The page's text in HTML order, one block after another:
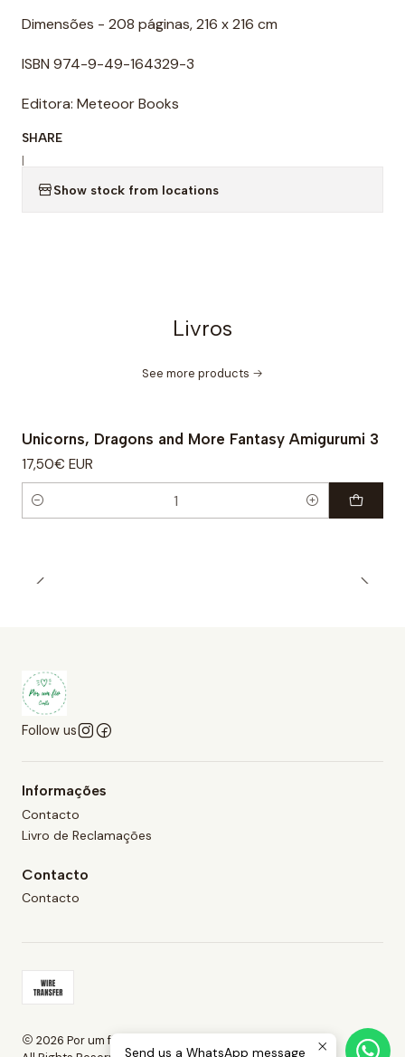
Dimensões - 208 páginas, 216 x 216 cm
ISBN 974-9-49-164329-3
Editora: Meteoor Books
SHARE
|
Show stock from locations
Livros
See more products
Unicorns, Dragons and More Fantasy Amigurumi 3
17,50€ EUR
Quantity
Follow us
Informações
Contacto
Livro de Reclamações
Contacto
Contacto
2026 Por um fio Crafts.
Send us a WhatsApp message